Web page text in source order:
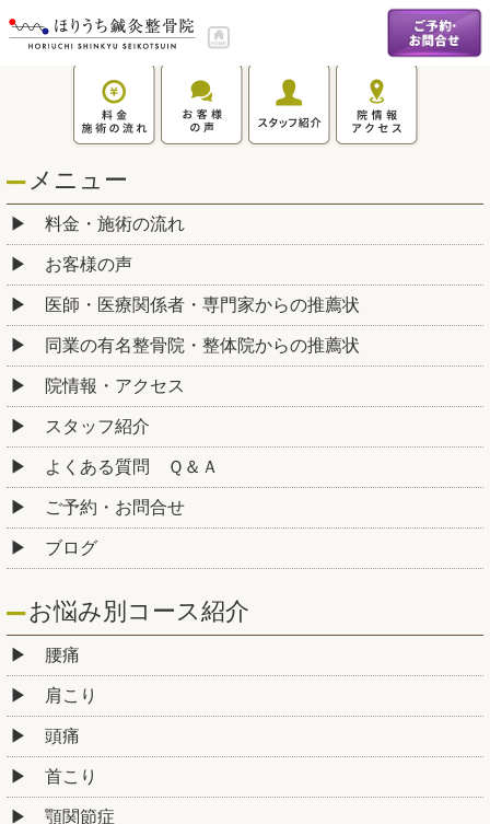
メニュー
料金・施術の流れ
お客様の声
医師・医療関係者・専門家からの推薦状
同業の有名整骨院・整体院からの推薦状
院情報・アクセス
スタッフ紹介
よくある質問 Ｑ＆Ａ
ご予約・お問合せ
ブログ
お悩み別コース紹介
腰痛
肩こり
頭痛
首こり
顎関節症